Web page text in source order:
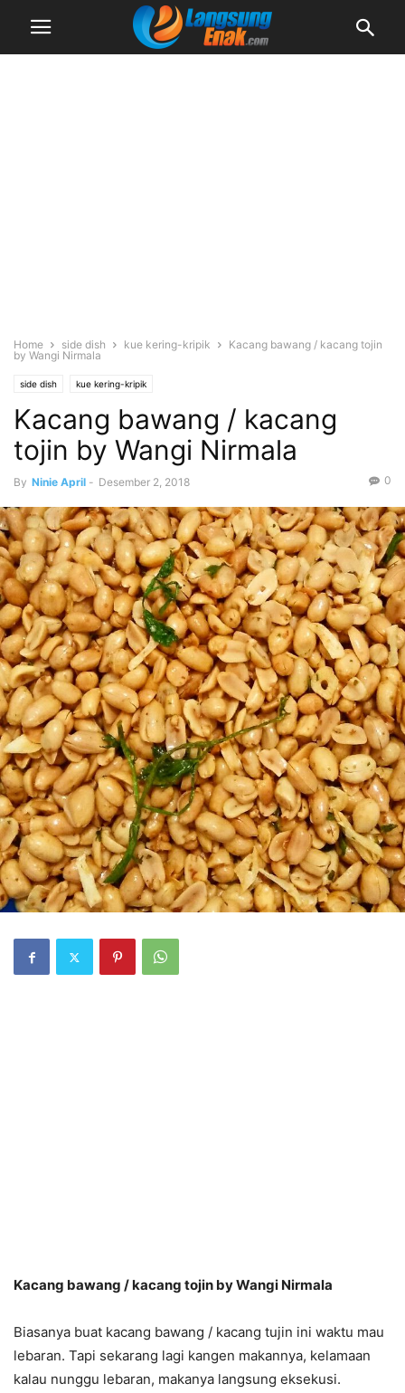
Home side dish kue kering-kripik
Kacang bawang / kacang tojin
by Wangi Nirmala
side dish kue kering-kripik
Kacang bawang / kacang
tojin by Wangi Nirmala
By Ninie April - Desember 2, 2018 0
Kacang bawang / kacang tojin by Wangi Nirmala
Biasanya buat kacang bawang / kacang tujin ini waktu mau
lebaran. Tapi sekarang lagi kangen makannya, kelamaan
kalau nunggu lebaran, makanya langsung eksekusi.